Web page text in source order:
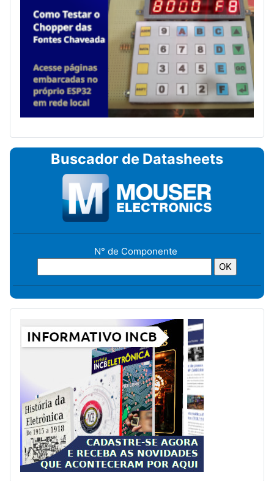
Buscador de Datasheets
N° de Componente